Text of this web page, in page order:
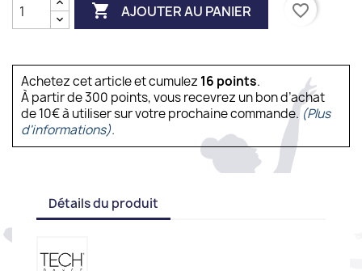
 AJOUTER AU PANIER favorite_border
Achetez cet article et cumulez 16 points.
À partir de 300 points, vous recevrez un bon d’achat
de 10€ à utiliser sur votre prochaine commande.(Plus
d'informations).
Détails du produit